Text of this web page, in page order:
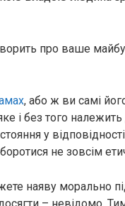
про ваше
, або ж ви самі
і без того
у
не зовсім
наяву морально